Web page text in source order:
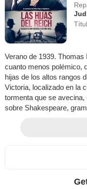
Verano de 1939.
cuanto menos polémico,
hijas de los altos rangos
Victoria, localizado en la
tormenta que se
sobre Shakespeare,